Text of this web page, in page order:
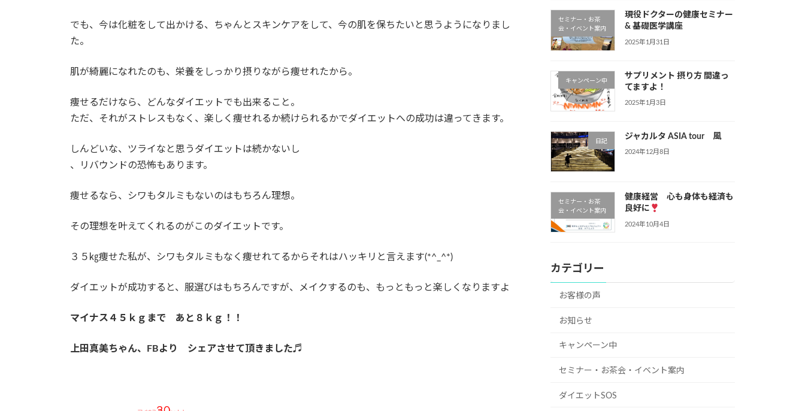
でも、今は化粧をして出かける、ちゃんとスキンケアをして、今の肌を保ちたいと思うようになりまし
た。
肌が綺麗になれたのも、栄養をしっかり摂りながら痩せれたから。
痩せるだけなら、どんなダイエットでも出来ること。
ただ、それがストレスもなく、楽しく痩せれるか続けられるかでダイエットへの成功は違ってきます。
しんどいな、ツライなと思うダイエットは続かないし
、リバウンドの恐怖もあります。
痩せるなら、シワもタルミもないのはもちろん理想。
その理想を叶えてくれるのがこのダイエットです。
３５㎏痩せた私が、シワもタルミもなく痩せれてるからそれはハッキリと言えます(*^_^*)
ダイエットが成功すると、服選びはもちろんですが、メイクするのも、もっともっと楽しくなりますよ
マイナス４５ｋｇまで あと８ｋｇ！！
上田真美ちゃん、FBより シェアさせて頂きました♬
セミナー・お茶
会・イベント案内
現役ドクターの健康セミナー
& 基礎医学講座
2025年1月31日
キャンペーン中
サプリメント 摂り方 間違っ
てますよ！
2025年1月3日
日記
ジャカルタ ASIA tour 風
2024年12月8日
セミナー・お茶
会・イベント案内
健康経営 心も身体も経済も
良好に
2024年10月4日
カテゴリー
お客様の声
お知らせ
キャンペーン中
セミナー・お茶会・イベント案内
ダイエットSOS